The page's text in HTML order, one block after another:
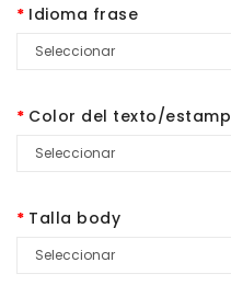
Idioma frase
Color del texto/
Talla body